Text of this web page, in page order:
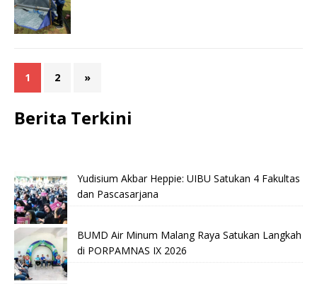
1 2 »
Berita Terkini
Yudisium Akbar Heppie: UIBU Satukan 4 Fakultas
dan Pascasarjana
BUMD Air Minum Malang Raya Satukan Langkah
di PORPAMNAS IX 2026